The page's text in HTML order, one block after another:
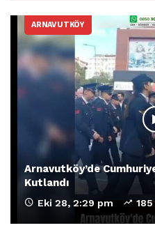
ARNAVUTKÖY
Arnavutköy’de
Kutlandı
Eki 28, 2:29 pm 185